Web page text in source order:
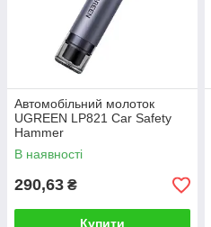
Автомобільний молоток
UGREEN LP821 Car Safety
Hammer
В наявності
290,63 ₴
Купити